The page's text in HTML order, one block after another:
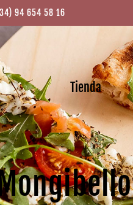
94 654 58 16
Tienda